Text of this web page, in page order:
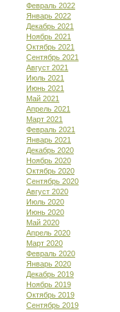
Февраль 2022
Январь 2022
Декабрь 2021
Ноябрь 2021
Октябрь 2021
Сентябрь 2021
Август 2021
Июль 2021
Июнь 2021
Май 2021
Апрель 2021
Март 2021
Февраль 2021
Январь 2021
Декабрь 2020
Ноябрь 2020
Октябрь 2020
Сентябрь 2020
Август 2020
Июль 2020
Июнь 2020
Май 2020
Апрель 2020
Март 2020
Февраль 2020
Январь 2020
Декабрь 2019
Ноябрь 2019
Октябрь 2019
Сентябрь 2019